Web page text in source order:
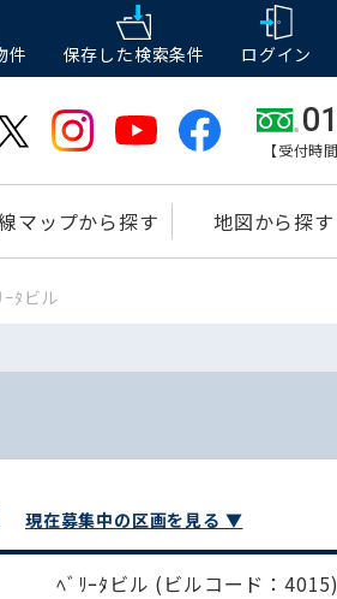
件 保存した検索条件 ログイン
【受付時
マップから探す 地図から探す
ｰﾀビル
現在募集中の区画を見る ▼
ﾍﾞﾘｰﾀビル (ビルコード：4015)